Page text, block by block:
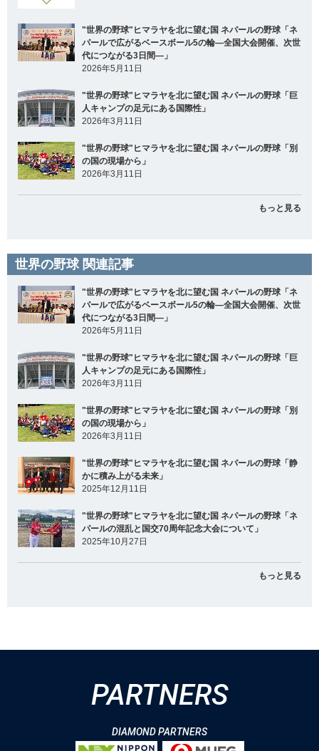
"世界の野球"ヒマラヤを北に望む国 ネパールの野球「ネ
パールで広がるベースボール5の輪―全国大会開催、次世
代につながる3日間―」
2026年5月11日
"世界の野球"ヒマラヤを北に望む国 ネパールの野球「巨
人キャンプの足元にある国際性」
2026年3月11日
"世界の野球"ヒマラヤを北に望む国 ネパールの野球「別
の国の現場から」
2026年3月11日
もっと見る
世界の野球 関連記事
"世界の野球"ヒマラヤを北に望む国 ネパールの野球「ネ
パールで広がるベースボール5の輪―全国大会開催、次世
代につながる3日間―」
2026年5月11日
"世界の野球"ヒマラヤを北に望む国 ネパールの野球「巨
人キャンプの足元にある国際性」
2026年3月11日
"世界の野球"ヒマラヤを北に望む国 ネパールの野球「別
の国の現場から」
2026年3月11日
"世界の野球"ヒマラヤを北に望む国 ネパールの野球「静
かに積み上がる未来」
2025年12月11日
"世界の野球"ヒマラヤを北に望む国 ネパールの野球「ネ
パールの混乱と国交70周年記念大会について」
2025年10月27日
もっと見る
PARTNERS
DIAMOND PARTNERS